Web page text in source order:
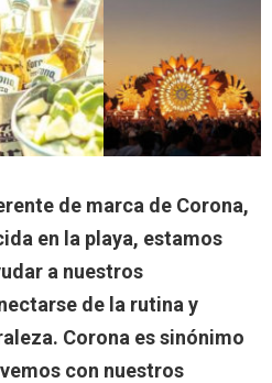
de marca de Corona,
en la playa, estamos
a nuestros
de la rutina y
Corona es sinónimo
con nuestros